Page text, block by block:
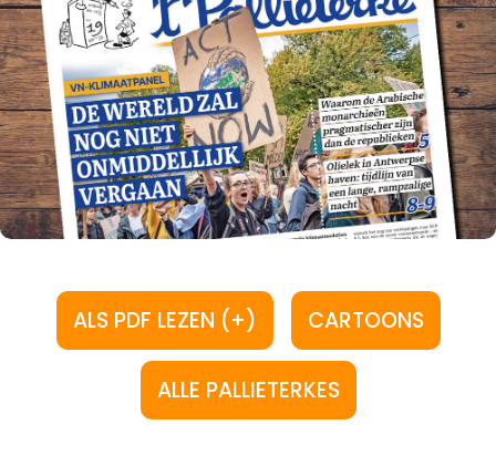
ALS PDF LEZEN (+) CARTOONS
ALLE PALLIETERKES